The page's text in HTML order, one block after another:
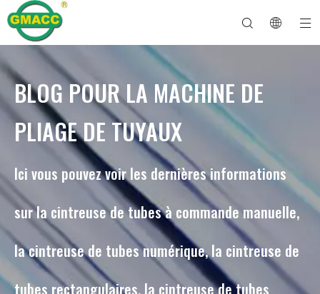
BLOG POUR LA MACHINE DE
PLIAGE DE TUYAUX
Ici vous pouvez voir les dernières informations
sur la cintreuse de tubes à commande manuelle,
la cintreuse de tubes numérique, la cintreuse de
tubes rectangulaires, la cintreuse de tubes